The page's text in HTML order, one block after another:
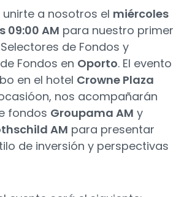
a nosotros el miércoles
09:00 AM para nuestro primer
de Fondos y
Fondos en Oporto. El evento
en el hotel Crowne Plaza
nos acompañarán
fondos Groupama AM y
AM para presentar
de inversión y perspectivas